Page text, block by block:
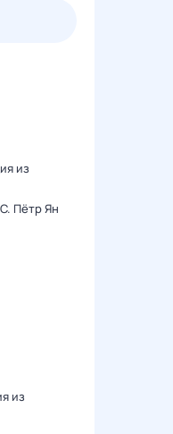
из
Пётр Ян
из